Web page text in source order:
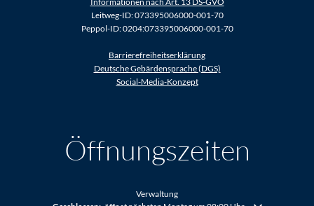
Leitweg-ID: 073395006000-001-70
Peppol-ID: 0204:073395006000-001-70
Barrierefreiheitserklärung
Deutsche Gebärdensprache (DGS)
Social-Media-Konzept
Öffnungszeiten
Verwaltung